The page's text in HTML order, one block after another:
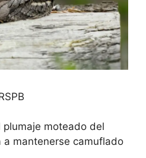
plumaje moteado del
mantenerse camuflado